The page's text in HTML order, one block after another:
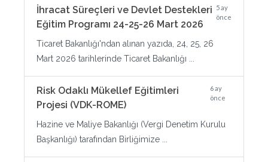
İhracat Süreçleri ve Devlet Destekleri
Eğitim Programı 24-25-26 Mart 2026
5 ay
önce
Ticaret Bakanlığı'ndan alınan yazıda, 24, 25, 26
Mart 2026 tarihlerinde Ticaret Bakanlığı ...
Risk Odaklı Mükellef Eğitimleri
Projesi (VDK-ROME)
6 ay
önce
Hazine ve Maliye Bakanlığı (Vergi Denetim Kurulu
Başkanlığı) tarafından Birliğimize ...